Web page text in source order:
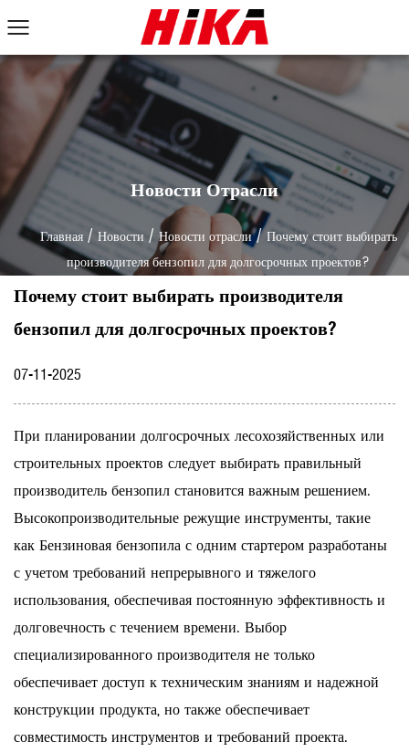
Новости Отрасли
Главная/ Новости /Новости отрасли/Почему стоит выбирать
производителя бензопил для долгосрочных проектов?
Почему стоит выбирать производителя
бензопил для долгосрочных проектов?
07-11-2025
При планировании долгосрочных лесохозяйственных или
строительных проектов следует выбирать правильный
производитель бензопилстановится важным решением.
Высокопроизводительные режущие инструменты, такие
какБензиновая бензопила с одним стартеромразработаны
с учетом требований непрерывного и тяжелого
использования, обеспечивая постоянную эффективность и
долговечность с течением времени. Выбор
специализированного производителя не только
обеспечивает доступ к техническим знаниям и надежной
конструкции продукта, но также обеспечивает
совместимость инструментов и требований проекта.